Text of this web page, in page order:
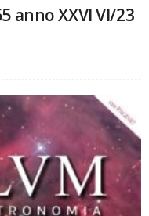
anno XXVI VI/23